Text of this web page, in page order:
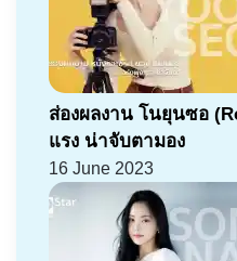
ส่องผลงาน โนยุนซอ
แรง น่าจับตามอง
16 June 2023